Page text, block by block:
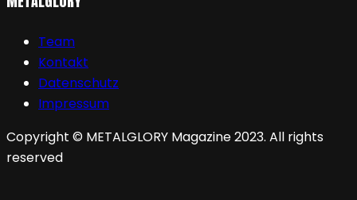
Team
Kontakt
Datenschutz
Impressum
Copyright © METALGLORY Magazine 2023. All rights
reserved